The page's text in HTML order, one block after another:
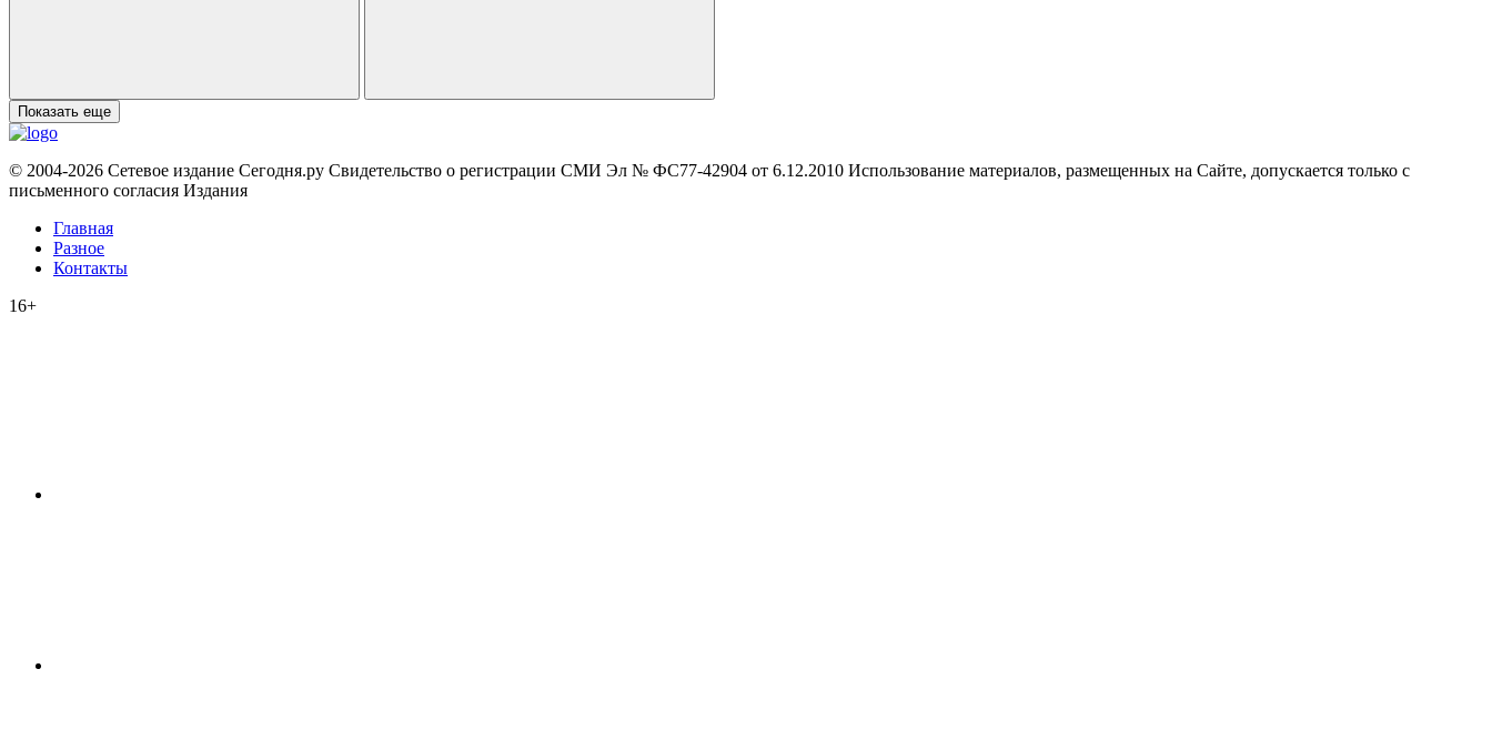
Показать еще
© 2004-2026 Сетевое издание Сегодня.ру Свидетельство о регистрации СМИ Эл № ФС77-42904 от 6.12.2010 Использование материалов, размещенных на Сайте, допускается только с
письменного согласия Издания
Главная
Разное
Контакты
16+